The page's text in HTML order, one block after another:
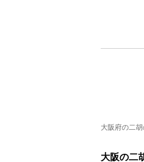
大阪府の二
大阪の二